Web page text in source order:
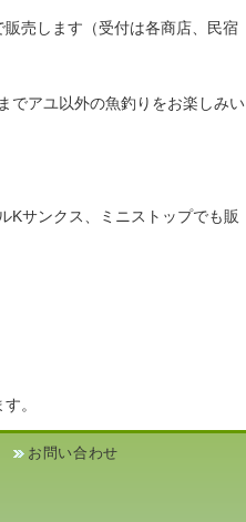
売します（受付は各商店、民宿
でアユ以外の魚釣りをお楽しみい
Kサンクス、ミニストップでも販
。
お問い合わせ